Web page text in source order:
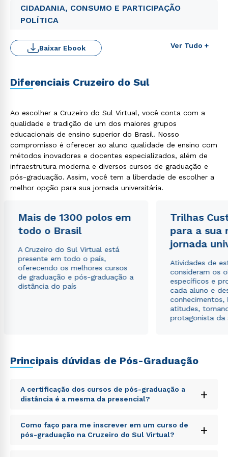
CIDADANIA, CONSUMO E PARTICIPAÇÃO
POLÍTICA
Ver Tudo +
Baixar Ebook
Diferenciais Cruzeiro do Sul
Ao escolher a Cruzeiro do Sul Virtual, você conta com a
qualidade e tradição de um dos maiores grupos
educacionais de ensino superior do Brasil. Nosso
compromisso é oferecer ao aluno qualidade de ensino com
métodos inovadores e docentes especializados, além de
infraestrutura moderna e diversos cursos de graduação e
pós-graduação. Assim, você tem a liberdade de escolher a
melhor opção para sua jornada universitária.
Mais de 1300 polos em
todo o Brasil
A Cruzeiro do Sul Virtual está
presente em todo o país,
oferecendo os melhores cursos
de graduação e pós-graduação a
distância do país
Trilhas
para a sua
jornada
Atividades de
consideram os
específicos e
cada aluno e
conhecimentos,
atitudes,
protagonista da
Principais dúvidas de Pós-Graduação
A certificação dos cursos de pós-graduação a
distância é a mesma da presencial?
+
Sed ut perspiciatis unde omnis iste natus error sit
voluptatem accusantium doloremque laudantium,
totam rem aperiam, eaque ipsa quae ab illo inventore
Como faço para me inscrever em um curso de
pós-graduação na Cruzeiro do Sul Virtual?
+
Estou de acordo com aPolítica de Privacidade.e
autorizo que meus dados sejam utilizados para o
envio de conteúdos da Cruzeiro do Sul.